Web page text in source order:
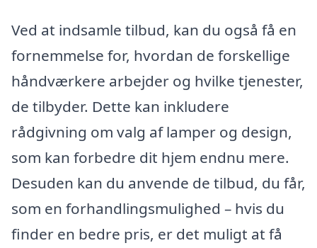
Ved at indsamle tilbud, kan du også få en
fornemmelse for, hvordan de forskellige
håndværkere arbejder og hvilke tjenester,
de tilbyder. Dette kan inkludere
rådgivning om valg af lamper og design,
som kan forbedre dit hjem endnu mere.
Desuden kan du anvende de tilbud, du får,
som en forhandlingsmulighed – hvis du
finder en bedre pris, er det muligt at få